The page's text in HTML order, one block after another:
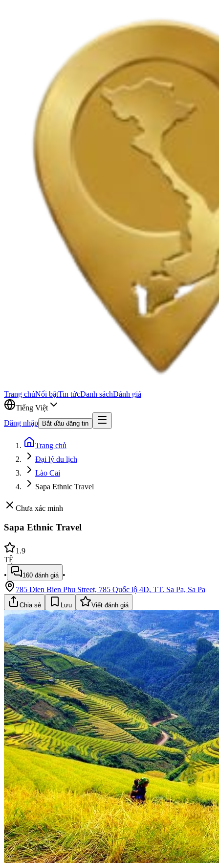
Trang chủNổi bậtTin tứcDanh sáchĐánh giá
Tiếng Việt
Đăng nhập
Bắt đầu đăng tin
Trang chủ
Đại lý du lịch
Lào Cai
Sapa Ethnic Travel
Chưa xác minh
Sapa Ethnic Travel
1.9
TỆ
•
160 đánh giá •
785 Dien Bien Phu Street, 785 Quốc lộ 4D, TT. Sa Pa, Sa Pa
Chia sẻ Lưu Viết đánh giá